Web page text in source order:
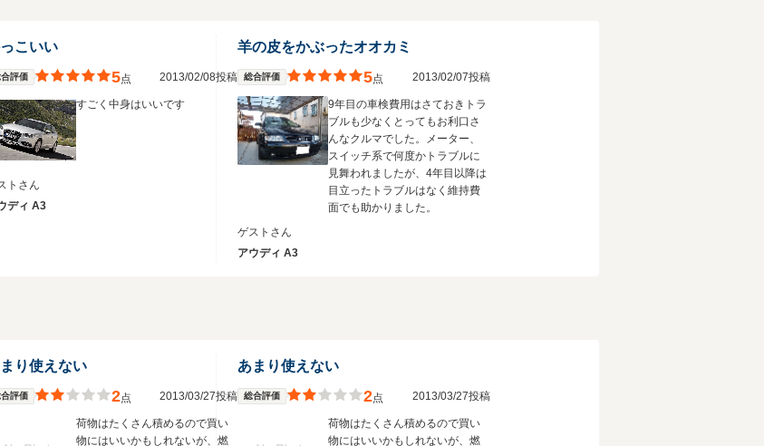
こいい
評価 5点 2013/02/08投稿
すごく中身はいいです
トさん
ディ A3
羊の皮をかぶったオオカミ
総合評価 5点 2013/02/07投稿
9年目の車検費用はさておきトラ
ブルも少なくとってもお利口さ
んなクルマでした。メーター、
スイッチ系で何度かトラブルに
見舞われましたが、4年目以降は
目立ったトラブルはなく維持費
面でも助かりました。
ゲストさん
アウディ A3
り使えない
評価 2点 2013/03/27投稿
荷物はたくさん積めるので買い
物にはいいかもしれないが、燃
あまり使えない
総合評価 2点 2013/03/27投稿
荷物はたくさん積めるので買い
物にはいいかもしれないが、燃